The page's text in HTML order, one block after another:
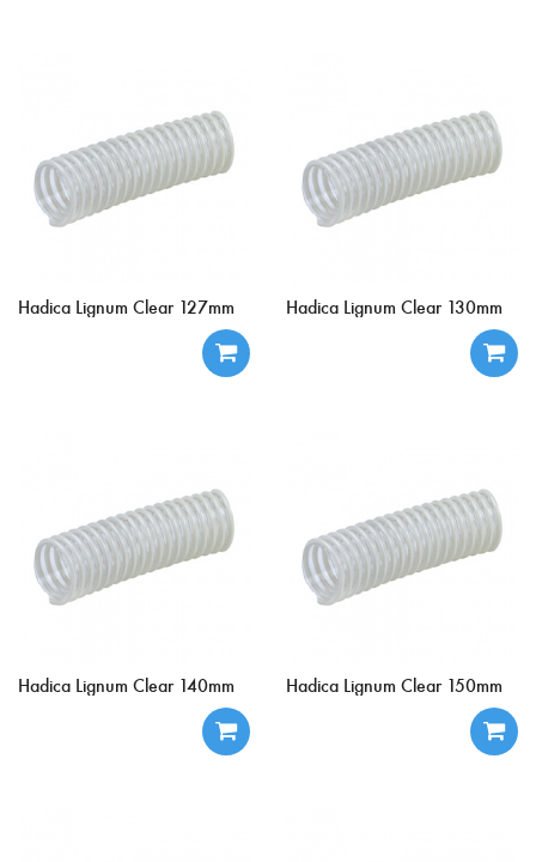
Hadica Lignum Clear 127mm Hadica Lignum Clear 130mm
Hadica Lignum Clear 140mm Hadica Lignum Clear 150mm